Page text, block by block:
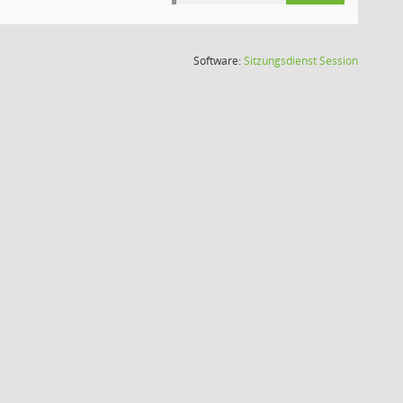
Software:SitzungsdienstSession(Wird in